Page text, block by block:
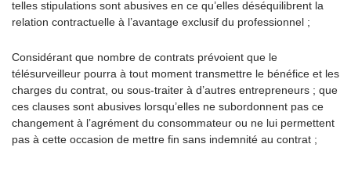
telles stipulations sont abusives en ce qu’elles déséquilibrent la
relation contractuelle à l’avantage exclusif du professionnel ;
Considérant que nombre de contrats prévoient que le
télésurveilleur pourra à tout moment transmettre le bénéfice et les
charges du contrat, ou sous-traiter à d’autres entrepreneurs ; que
ces clauses sont abusives lorsqu’elles ne subordonnent pas ce
changement à l’agrément du consommateur ou ne lui permettent
pas à cette occasion de mettre fin sans indemnité au contrat ;